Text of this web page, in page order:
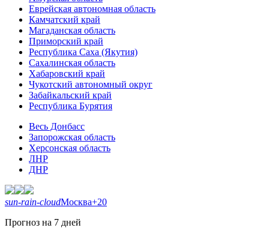
Еврейская автономная область
Камчатский край
Магаданская область
Приморский край
Республика Саха (Якутия)
Сахалинская область
Хабаровский край
Чукотский автономный округ
Забайкальский край
Республика Бурятия
Весь Донбасс
Запорожская область
Херсонская область
ЛНР
ДНР
sun-rain-cloudМосква+20
Прогноз на 7 дней